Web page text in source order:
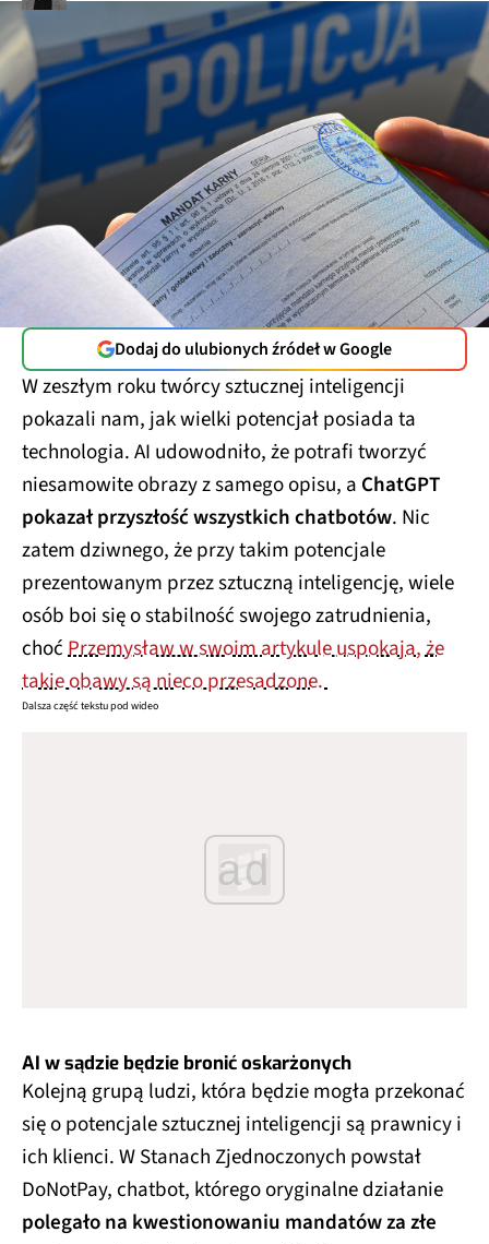
Dodaj do ulubionych źródeł w Google
W zeszłym roku twórcy sztucznej inteligencji
pokazali nam, jak wielki potencjał posiada ta
technologia. AI udowodniło, że potrafi tworzyć
niesamowite obrazy z samego opisu, a ChatGPT
pokazał przyszłość wszystkich chatbotów. Nic
zatem dziwnego, że przy takim potencjale
prezentowanym przez sztuczną inteligencję, wiele
osób boi się o stabilność swojego zatrudnienia,
choćPrzemysław w swoim artykule uspokaja, że
takie obawy są nieco przesadzone.
Dalsza część tekstu pod wideo
ad
AI w sądzie będzie bronić oskarżonych
Kolejną grupą ludzi, która będzie mogła przekonać
się o potencjale sztucznej inteligencji są prawnicy i
ich klienci. W Stanach Zjednoczonych powstał
DoNotPay, chatbot, którego oryginalne działanie
polegało na kwestionowaniu mandatów za złe